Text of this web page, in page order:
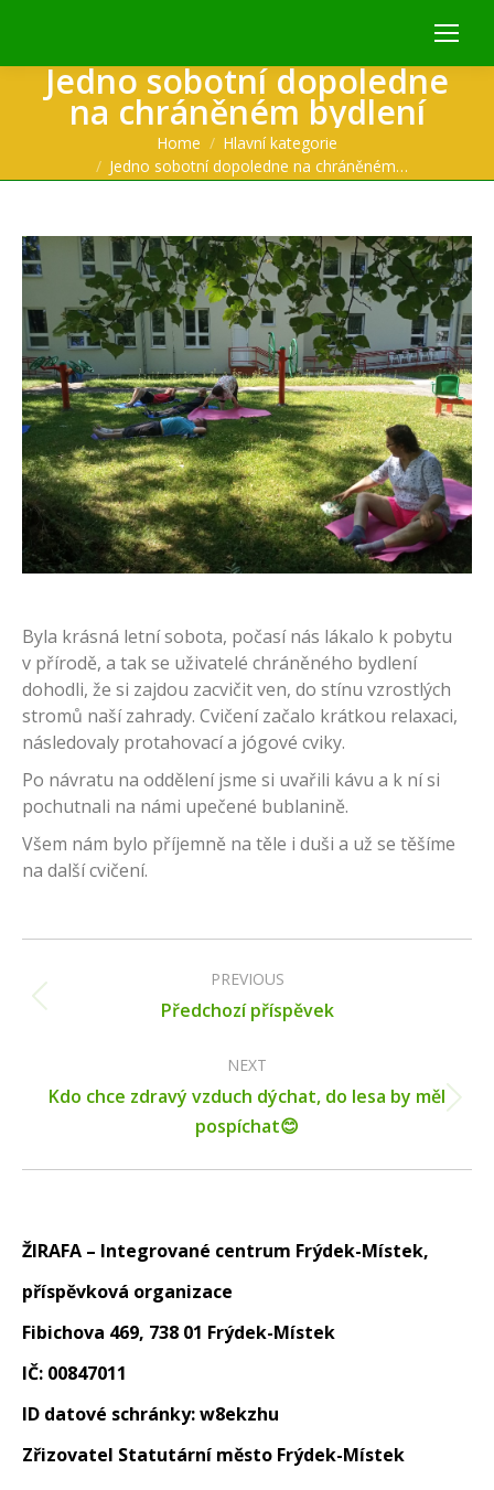
Jedno sobotní dopoledne
na chráněném bydlení
Home
Hlavní kategorie
Jedno sobotní dopoledne na chráněném…
Byla krásná letní sobota, počasí nás lákalo k pobytu
v přírodě, a tak se uživatelé chráněného bydlení
dohodli, že si zajdou zacvičit ven, do stínu vzrostlých
stromů naší zahrady. Cvičení začalo krátkou relaxaci,
následovaly protahovací a jógové cviky.
Po návratu na oddělení jsme si uvařili kávu a k ní si
pochutnali na námi upečené bublanině.
Všem nám bylo příjemně na těle i duši a už se těšíme
na další cvičení.
navigation
PREVIOUS
Previous
Předchozí příspěvek
NEXT
Next
post:
Kdo chce zdravý vzduch dýchat, do lesa by měl
pospíchat😊
ŽIRAFA – Integrované centrum Frýdek-Místek,
příspěvková organizace
Fibichova 469, 738 01 Frýdek-Místek
IČ: 00847011
ID datové schránky: w8ekzhu
Zřizovatel Statutární město Frýdek-Místek